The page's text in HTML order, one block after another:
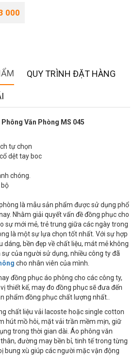
000
QUY TRÌNH ĐẶT HÀNG
Văn Phòng MS 045
tự chọn
dệt tay boc
chóng.
là mẫu sản phẩm được sử dụng phổ
Nhằm giải quyết vấn đề đồng phục cho
sự mới mẻ, trẻ trung giữa các ngày trong
là một sự lựa chọn tốt nhất. Với sự hợp
dáng, bền đẹp về chất liệu, mát mẻ không
của người sử dụng, nhiều công ty đã
cho nhân viên của mình.
đồng phục áo phông cho các công ty,
thiết kế, may đo đồng phục sẽ đưa đến
phẩm đồng phục chất lượng nhất..
chất liệu vải lacoste hoặc single cotton
hút mồ hôi, mặt vải trần mềm mịn, giữ
trong thời gian dài. Áo phông văn
đường may bền bỉ, tinh tế trong từng
bung xù giúp các người mặc vận động